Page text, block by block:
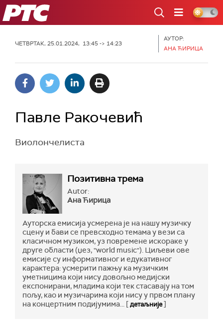
РТС
ЧЕТВРТАК, 25.01.2024, 13:45 -> 14:23
АУТОР:
АНА ЋИРИЦА
Павле Ракочевић
Виолончелиста
Позитивна трема
Autor:
Ана Ћирица
Ауторска емисија усмерена је на нашу музичку
сцену и бави се превсходно темама у вези са
класичном музиком, уз повремене искораке у
друге области (џез, "world music"). Циљеви ове
емисије су информативног и едукативног
карактера: усмерити пажњу ка музичким
уметницима који нису довољно медијски
експонирани, младима који тек стасавају на том
пољу, као и музичарима који нису у првом плану
на концертним подијумима... [детаљније]